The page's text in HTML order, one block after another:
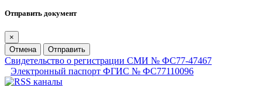
Отправить документ
×
Отмена
Отправить
Свидетельство о регистрации СМИ № ФС77-47467
Электронный паспорт ФГИС № ФС77110096